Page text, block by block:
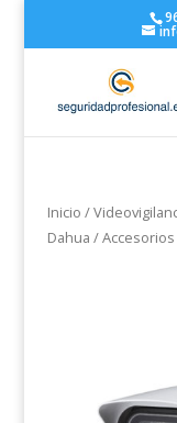
Inicio /
Dahua /